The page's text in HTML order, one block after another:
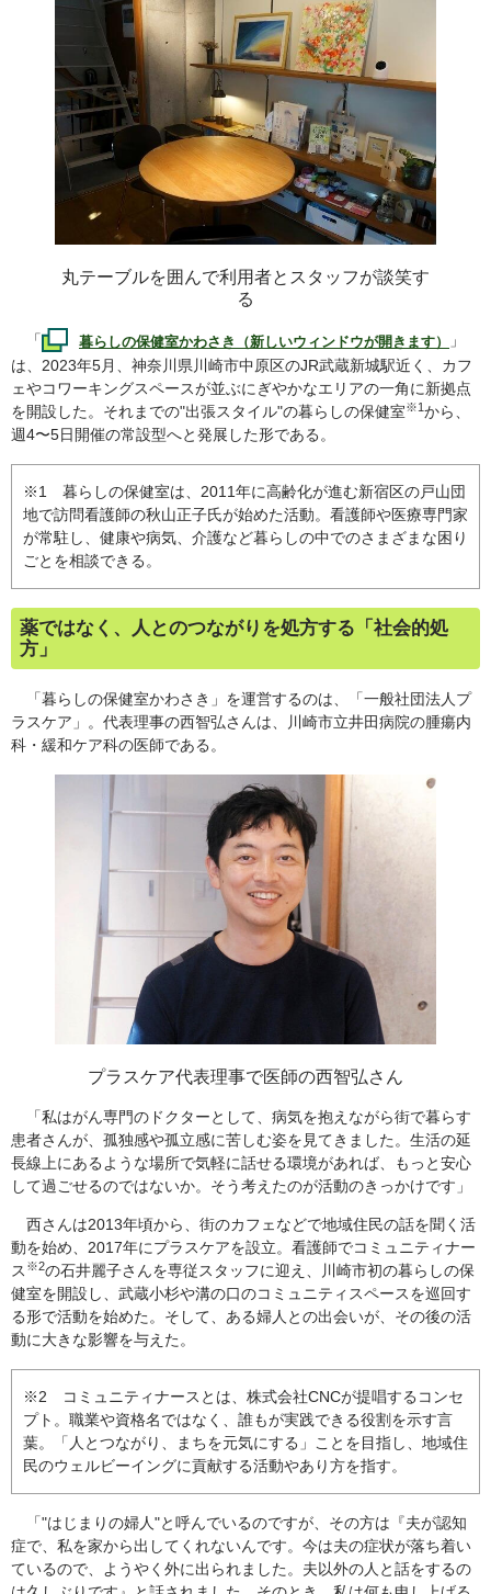
丸テーブルを囲んで利用者とスタッフが談笑す
る
「 暮らしの保健室かわさき（新しいウィンドウが開きます）
」
は、2023年5月、神奈川県川崎市中原区のJR武蔵新城駅近く、カフ
ェやコワーキングスペースが並ぶにぎやかなエリアの一角に新拠点
を開設した。それまでの"出張スタイル"の暮らしの保健室※1から、
週4〜5日開催の常設型へと発展した形である。
※1 暮らしの保健室は、2011年に高齢化が進む新宿区の戸山団
地で訪問看護師の秋山正子氏が始めた活動。看護師や医療専門家
が常駐し、健康や病気、介護など暮らしの中でのさまざまな困り
ごとを相談できる。
薬ではなく、人とのつながりを処方する「社会的処
方」
「暮らしの保健室かわさき」を運営するのは、「一般社団法人プ
ラスケア」。代表理事の西智弘さんは、川崎市立井田病院の腫瘍内
科・緩和ケア科の医師である。
プラスケア代表理事で医師の西智弘さん
「私はがん専門のドクターとして、病気を抱えながら街で暮らす
患者さんが、孤独感や孤立感に苦しむ姿を見てきました。生活の延
長線上にあるような場所で気軽に話せる環境があれば、もっと安心
して過ごせるのではないか。そう考えたのが活動のきっかけです」
西さんは2013年頃から、街のカフェなどで地域住民の話を聞く活
動を始め、2017年にプラスケアを設立。看護師でコミュニティナー
ス ※2の石井麗子さんを専従スタッフに迎え、川崎市初の暮らしの保
健室を開設し、武蔵小杉や溝の口のコミュニティスペースを巡回す
る形で活動を始めた。そして、ある婦人との出会いが、その後の活
動に大きな影響を与えた。
※2 コミュニティナースとは、株式会社CNCが提唱するコンセ
プト。職業や資格名ではなく、誰もが実践できる役割を示す言
葉。「人とつながり、まちを元気にする」ことを目指し、地域住
民のウェルビーイングに貢献する活動やあり方を指す。
「"はじまりの婦人"と呼んでいるのですが、その方は『夫が認知
症で、私を家から出してくれないんです。今は夫の症状が落ち着い
ているので、ようやく外に出られました。夫以外の人と話をするの